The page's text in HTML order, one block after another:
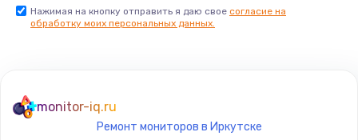
400 руб.
Заказать
Нажимая на кнопку отправить я даю свое согласие на
обработку моих персональных данных.
monitor-iq.ru
Ремонт мониторов в Иркутске